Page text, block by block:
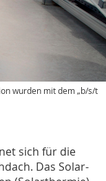
wurden mit dem „b/s/t
sich für die
Das Solar-